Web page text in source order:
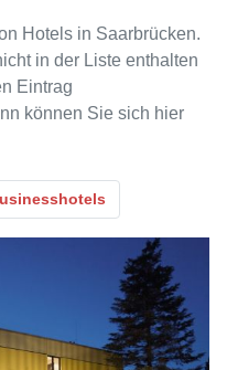
Hotels in Saarbrücken.
in der Liste enthalten
Eintrag
können Sie sich hier